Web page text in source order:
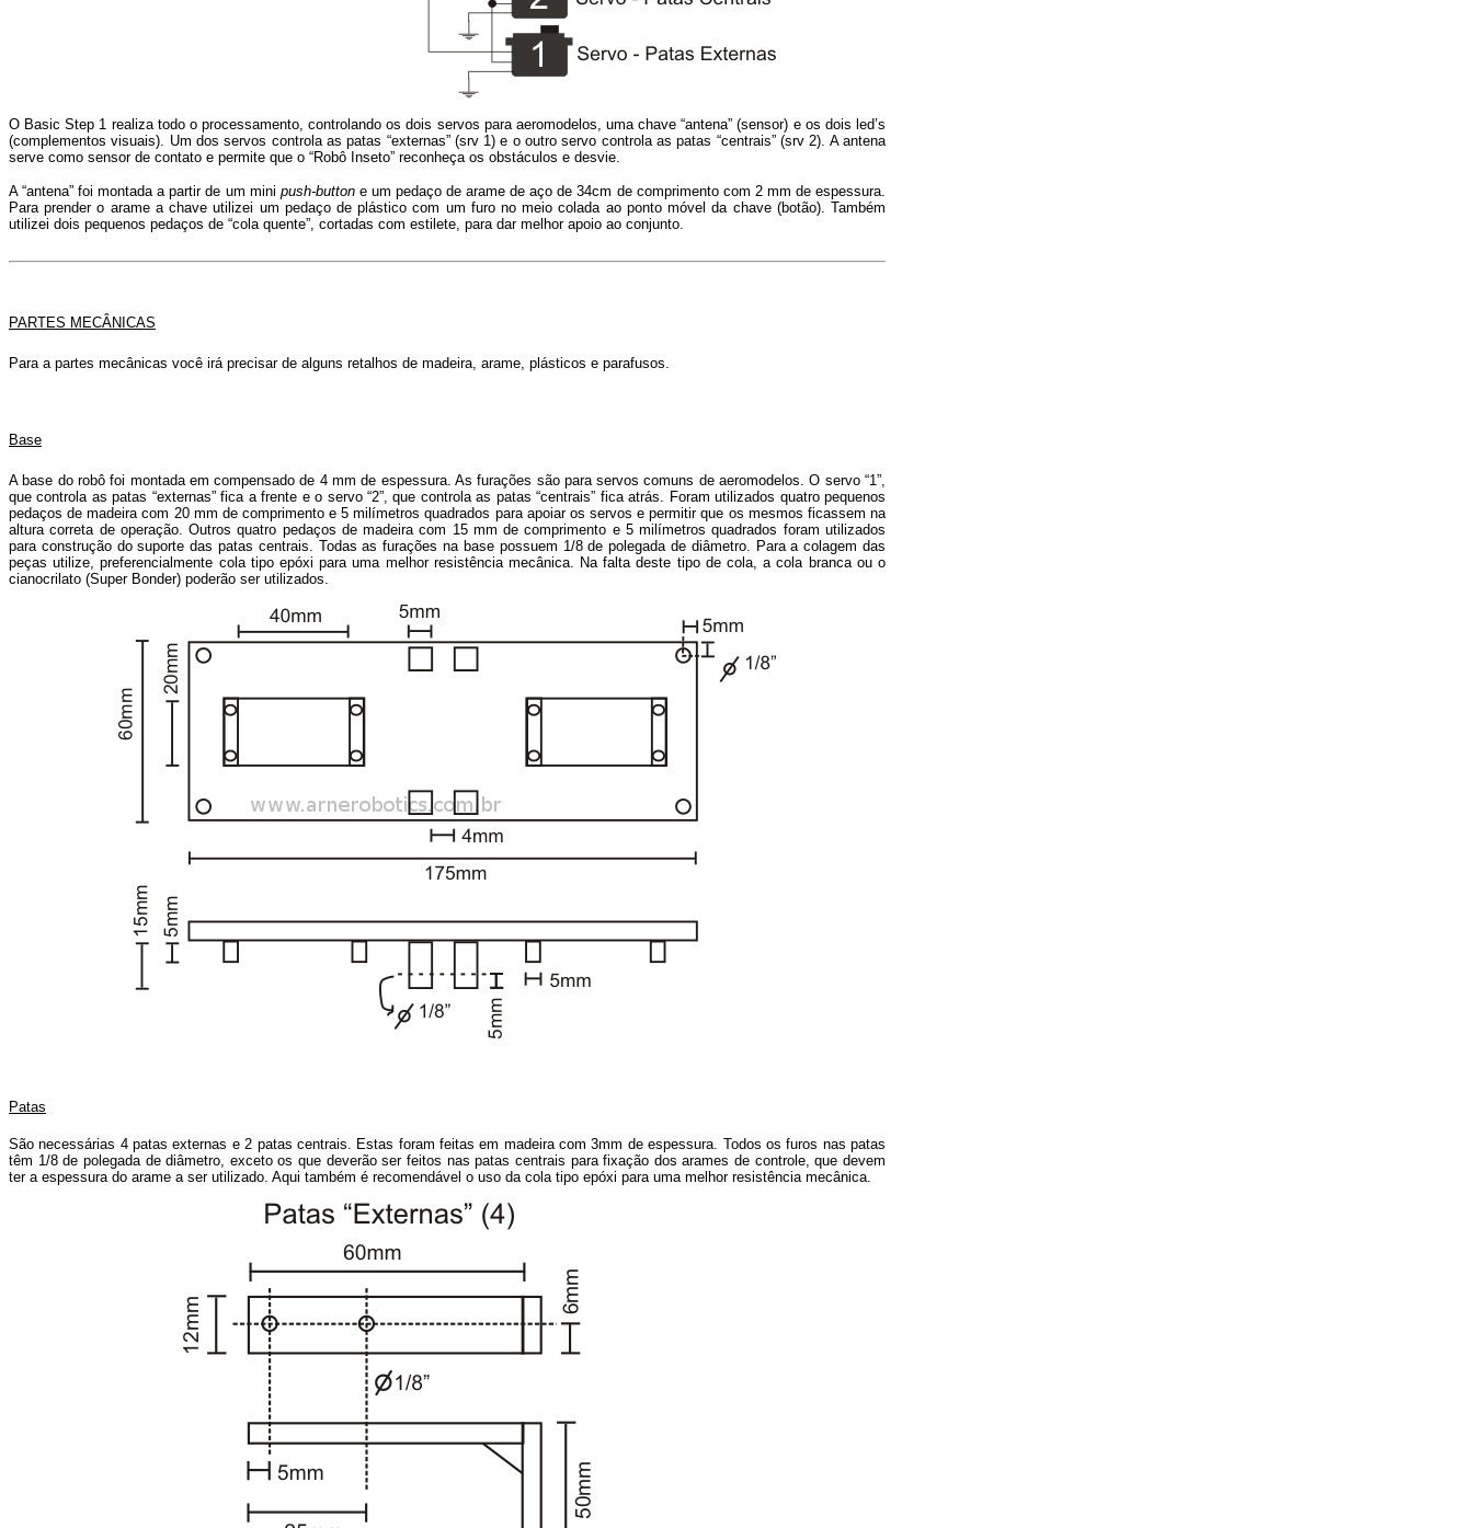
O Basic Step 1 realiza todo o processamento, controlando os dois servos para aeromodelos, uma chave “antena” (sensor) e os dois led’s
(complementos visuais). Um dos servos controla as patas “externas” (srv 1) e o outro servo controla as patas “centrais” (srv 2). A antena
serve como sensor de contato e permite que o “Robô Inseto” reconheça os obstáculos e desvie.
A “antena” foi montada a partir de um mini push-buttone um pedaço de arame de aço de 34cm de comprimento com 2 mm de espessura.
Para prender o arame a chave utilizei um pedaço de plástico com um furo no meio colada ao ponto móvel da chave (botão). Também
utilizei dois pequenos pedaços de “cola quente”, cortadas com estilete, para dar melhor apoio ao conjunto.
PARTES MECÂNICAS
Para a partes mecânicas você irá precisar de alguns retalhos de madeira, arame, plásticos e parafusos.
Base
A base do robô foi montada em compensado de 4 mm de espessura. As furações são para servos comuns de aeromodelos. O servo “1”,
que controla as patas “externas” fica a frente e o servo “2”, que controla as patas “centrais” fica atrás. Foram utilizados quatro pequenos
pedaços de madeira com 20 mm de comprimento e 5 milímetros quadrados para apoiar os servos e permitir que os mesmos ficassem na
altura correta de operação. Outros quatro pedaços de madeira com 15 mm de comprimento e 5 milímetros quadrados foram utilizados
para construção do suporte das patas centrais. Todas as furações na base possuem 1/8 de polegada de diâmetro. Para a colagem das
peças utilize, preferencialmente cola tipo epóxi para uma melhor resistência mecânica. Na falta deste tipo de cola, a cola branca ou o
cianocrilato (Super Bonder) poderão ser utilizados.
Patas
São necessárias 4 patas externas e 2 patas centrais. Estas foram feitas em madeira com 3mm de espessura. Todos os furos nas patas
têm 1/8 de polegada de diâmetro, exceto os que deverão ser feitos nas patas centrais para fixação dos arames de controle, que devem
ter a espessura do arame a ser utilizado. Aqui também é recomendável o uso da cola tipo epóxi para uma melhor resistência mecânica.